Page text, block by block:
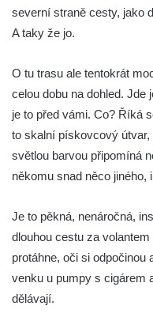
severní straně cesty, jako
A taky že jo.
O tu trasu ale tentokrát
celou dobu na dohled. Jde
je to před vámi. Co? Říká
to skalní pískovcový
světlou barvou připomíná
někomu snad něco jiného,
Je to pěkná, nenáročná,
dlouhou cestu za
protáhne, oči si odpočinou
venku u pumpy s cigárem
dělávají.